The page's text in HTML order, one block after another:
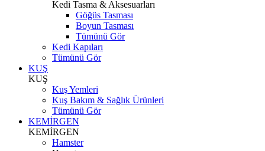
Kedi Tasma & Aksesuarları
Göğüs Tasması
Boyun Tasması
Tümünü Gör
Kedi Kapıları
Tümünü Gör
KUŞ
KUŞ
Kuş Yemleri
Kuş Bakım & Sağlık Ürünleri
Tümünü Gör
KEMİRGEN
KEMİRGEN
Hamster